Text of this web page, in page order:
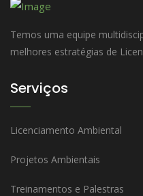
Temos uma equipe
melhores estratégias de
Serviços
Licenciamento Ambiental
Projetos Ambientais
Treinamentos e Palestras